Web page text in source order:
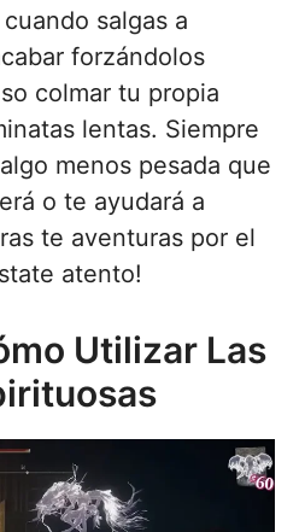
salgas a
forzándolos
colmar tu propia
lentas. Siempre
menos pesada que
o te ayudará a
te aventuras por el
atento!
Utilizar Las